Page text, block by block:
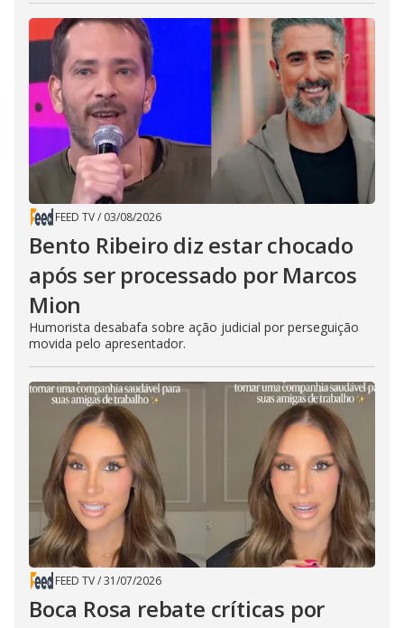
FEED TV/ 03/08/2026
Bento Ribeiro diz estar chocado
após ser processado por Marcos
Mion
Humorista desabafa sobre ação judicial por perseguição
movida pelo apresentador.
FEED TV/31/07/2026
Boca Rosa rebate críticas por